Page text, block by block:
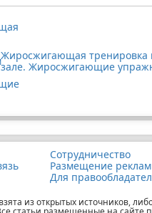
Жиросжигающая тренировка
зале. Жиросжигающие
Сотрудничество
Размещение
Для
из открытых источников,